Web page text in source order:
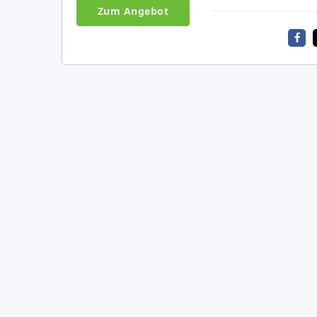
Zum Angebot